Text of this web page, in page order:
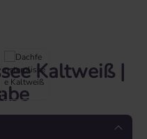
Kaltweiß |